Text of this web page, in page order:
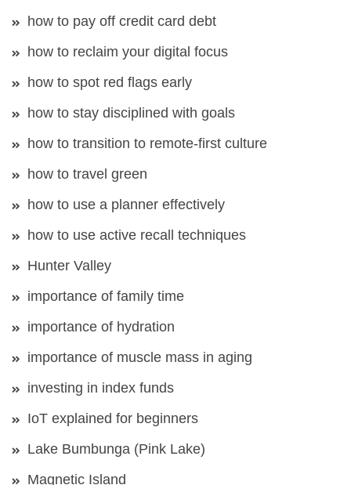
how to pay off credit card debt
how to reclaim your digital focus
how to spot red flags early
how to stay disciplined with goals
how to transition to remote-first culture
how to travel green
how to use a planner effectively
how to use active recall techniques
Hunter Valley
importance of family time
importance of hydration
importance of muscle mass in aging
investing in index funds
IoT explained for beginners
Lake Bumbunga (Pink Lake)
Magnetic Island